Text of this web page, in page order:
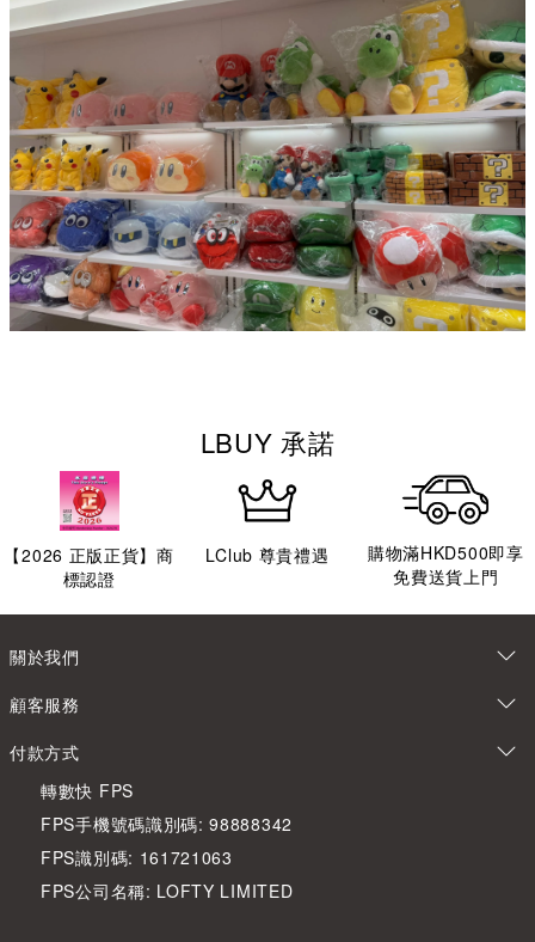
LBUY 承諾
【2026 正版正貨】商
標認證
LClub 尊貴禮遇
購物滿HKD500即享
免費送貨上門
關於我們
顧客服務
付款方式
轉數快 FPS
FPS手機號碼識別碼: 98888342
FPS識別碼: 161721063
FPS公司名稱: LOFTY LIMITED